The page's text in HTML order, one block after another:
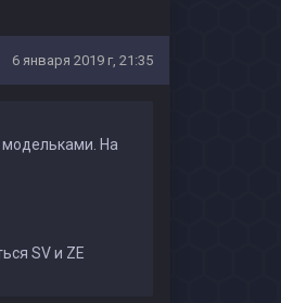
6 января 2019 г, 21:35
модельками. На
SV и ZE